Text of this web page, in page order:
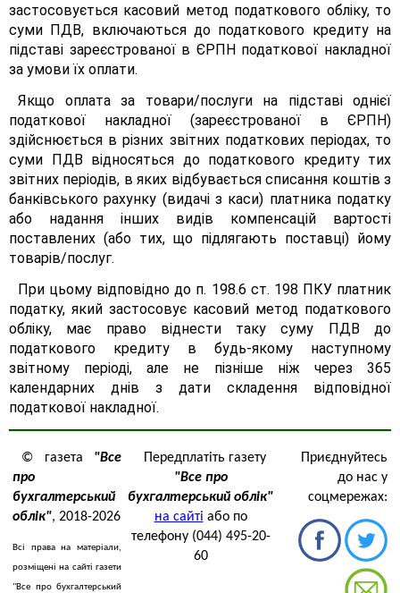
застосовується касовий метод податкового обліку, то
суми ПДВ, включаються до податкового кредиту на
підставі зареєстрованої в ЄРПН податкової накладної
за умови їх оплати.
Якщо оплата за товари/послуги на підставі однієї
податкової накладної (зареєстрованої в ЄРПН)
здійснюється в різних звітних податкових періодах, то
суми ПДВ відносяться до податкового кредиту тих
звітних періодів, в яких відбувається списання коштів з
банківського рахунку (видачі з каси) платника податку
або надання інших видів компенсацій вартості
поставлених (або тих, що підлягають поставці) йому
товарів/послуг.
При цьому відповідно до п. 198.6 ст. 198 ПКУ платник
податку, який застосовує касовий метод податкового
обліку, має право віднести таку суму ПДВ до
податкового кредиту в будь-якому наступному
звітному періоді, але не пізніше ніж через 365
календарних днів з дати складення відповідної
податкової накладної.
© газета "Все
про
бухгалтерський
облік", 2018-2026
Всі права на матеріали,
розміщені на сайті газети
"Все про бухгалтерський
Передплатіть газету
"Все про
бухгалтерський облік"
на сайті або по
телефону (044) 495-20-
60
Приєднуйтесь
до нас у
соцмережах: